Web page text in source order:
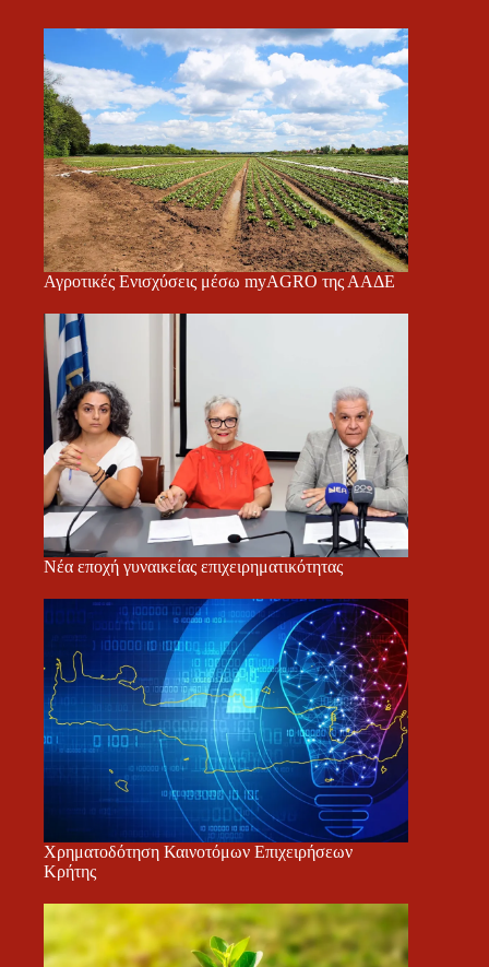
Αγροτικές Ενισχύσεις μέσω myAGRO της ΑΑΔΕ
Νέα εποχή γυναικείας επιχειρηματικότητας
Χρηματοδότηση Καινοτόμων Επιχειρήσεων
Κρήτης